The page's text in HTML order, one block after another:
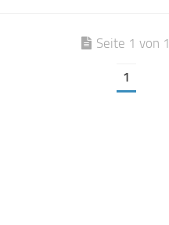
Seite 1 von 1
1